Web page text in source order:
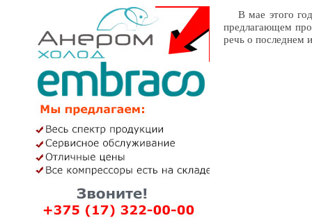
В мае этого
предлагающем
речь о последнем